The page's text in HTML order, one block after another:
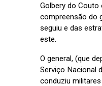
Golbery do Couto
compreensão do
seguiu e das
este.
O general, (que
Serviço Nacional
conduziu